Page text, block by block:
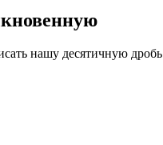
нашу десятичную дробь